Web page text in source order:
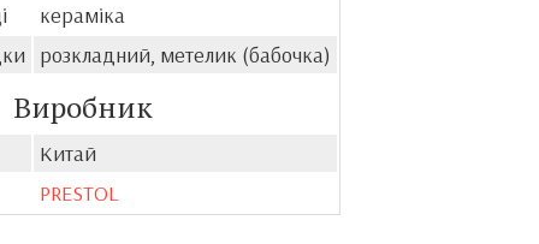
кераміка
розкладний, метелик (бабочка)
Виробник
Китай
PRESTOL